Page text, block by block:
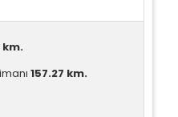
km.
157.27 km.